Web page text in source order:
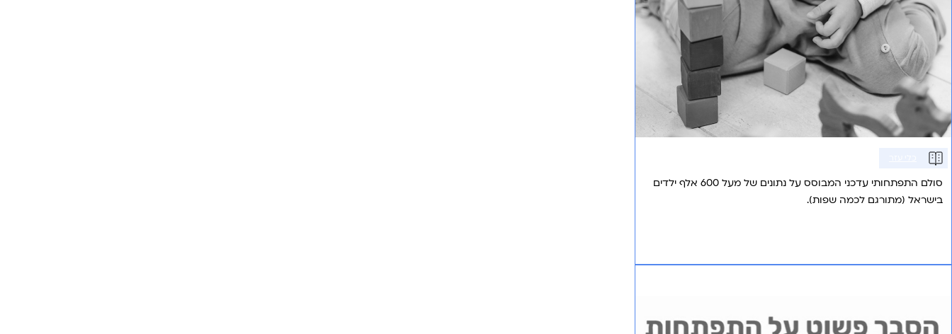
סולם התפתחותי עדכני המבוסס על נתונים של מעל 600 אלף ילדים
בישראל (מתורגם לכמה שפות).